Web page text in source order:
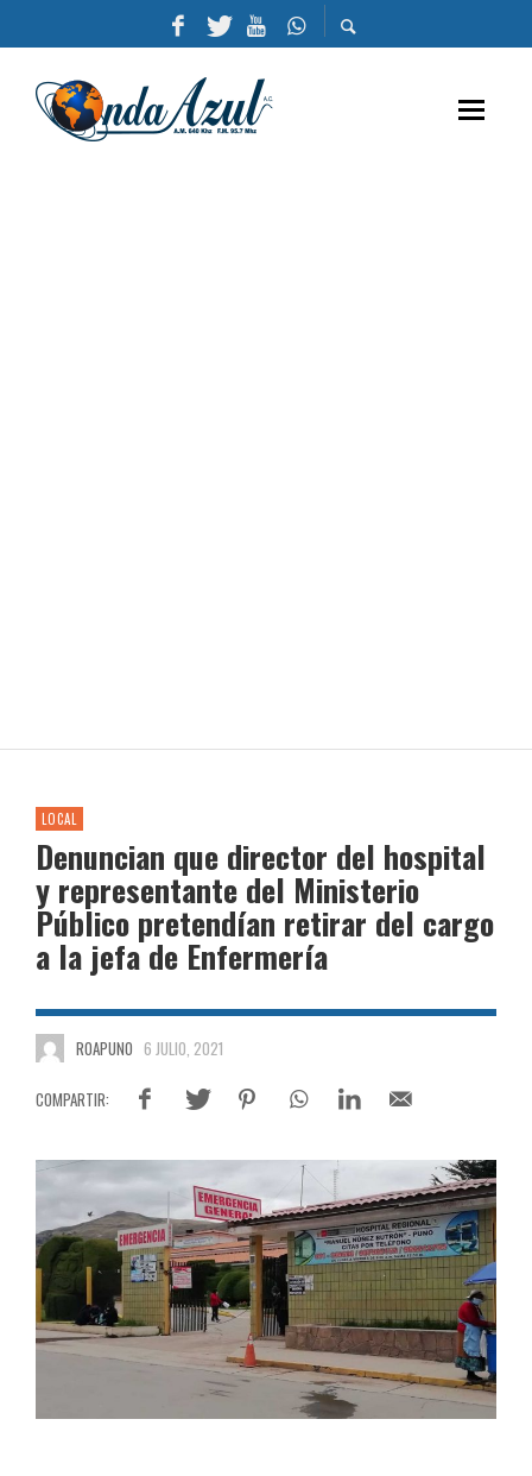
LOCAL
Denuncian que director del hospital
y representante del Ministerio
Público pretendían retirar del cargo
a la jefa de Enfermería
ROAPUNO 6 JULIO, 2021